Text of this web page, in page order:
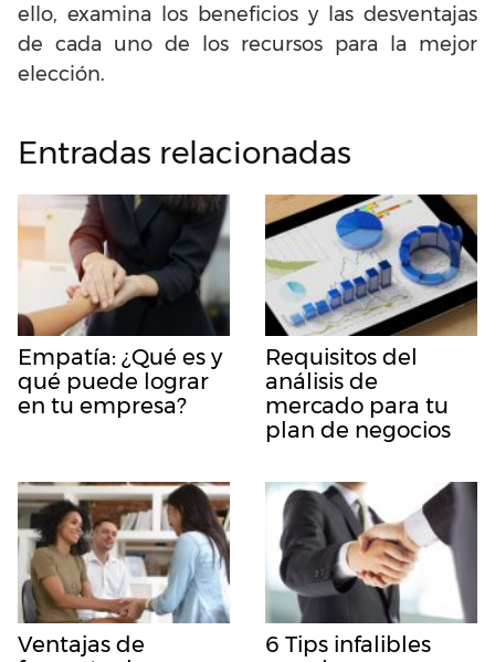
ello, examina los beneficios y las desventajas
de cada uno de los recursos para la mejor
elección.
Entradas relacionadas
Empatía: ¿Qué es y
qué puede lograr
en tu empresa?
Requisitos del
análisis de
mercado para tu
plan de negocios
Ventajas de
6 Tips infalibles